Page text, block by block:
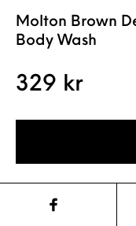
Molton Brown
Body Wash
329 kr